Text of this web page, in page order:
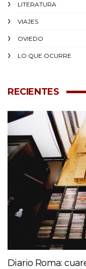
LITERATURA
VIAJES
OVIEDO
LO QUE OCURRE
RECIENTES
Diario Roma: